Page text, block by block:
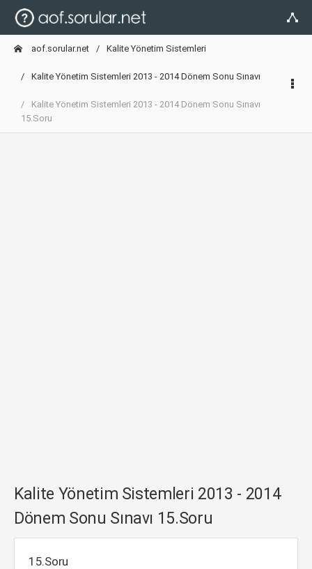
aof.sorular.net Kalite Yönetim Sistemleri
Kalite Yönetim Sistemleri 2013 - 2014 Dönem Sonu Sınavı
Kalite Yönetim Sistemleri 2013 - 2014 Dönem Sonu Sınavı
15.Soru
Kalite Yönetim Sistemleri 2013 - 2014
Dönem Sonu Sınavı 15.Soru
15.Soru